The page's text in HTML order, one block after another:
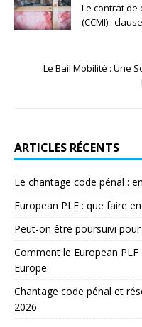
Le contrat de
(CCMI) :
Le Bail Mobilité : Une
ARTICLES RÉCENTS
Le chantage code pénal :
European PLF : que faire
Peut-on être poursuivi
Comment le European
Europe
Chantage code pénal et
2026